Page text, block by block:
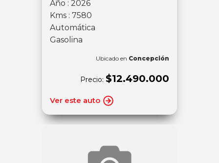
Año : 2026
Kms : 7580
Automática
Gasolina
Ubicado en Concepción
Precio: $12.490.000
Ver este auto